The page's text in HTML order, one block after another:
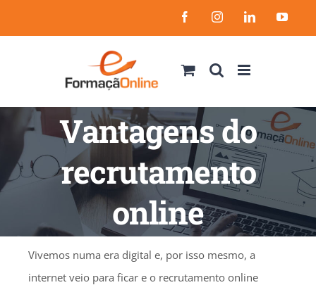
to
FacebookInstagramLinkedIn
Vantagens do
recrutamento
online
Vivemos numa era digital e, por isso mesmo, a
internet veio para ficar e o recrutamento online